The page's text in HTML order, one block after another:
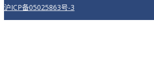
沪ICP备05025863号-3